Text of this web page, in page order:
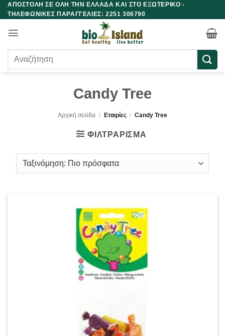
Μετάβαση
στο
περιεχόμενο
ΑΠΟΣΤΟΛΗ ΣΕ ΟΛΗ ΤΗΝ ΕΛΛΑΔΑ ΚΑΙ ΣΤΟ ΕΞΩΤΕΡΙΚΟ -
ΤΗΛΕΦΩΝΙΚΕΣ ΠΑΡΑΓΓΕΛΙΕΣ: 2251 306790
Αναζήτηση
Candy Tree
Αρχική σελίδα / Εταιρίες / Candy Tree
ΦΙΛΤΡΆΡΙΣΜΑ